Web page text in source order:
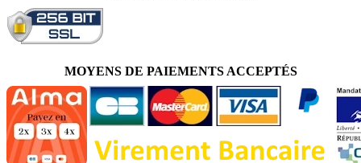
MOYENS DE PAIEMENTS ACCEPTÉS